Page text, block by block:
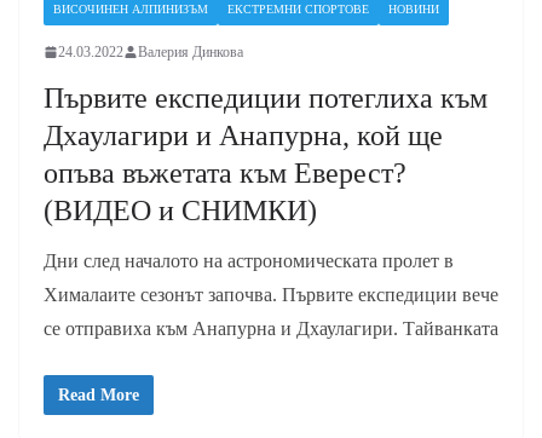
ВИСОЧИНЕН АЛПИНИЗЪМ ЕКСТРЕМНИ СПОРТОВЕ НОВИНИ
24.03.2022 Валерия Динкова
Първите експедиции потеглиха към
Дхаулагири и Анапурна, кой ще
опъва въжетата към Еверест?
(ВИДЕО и СНИМКИ)
Дни след началото на астрономическата пролет в
Хималаите сезонът започва. Първите експедиции вече
се отправиха към Анапурна и Дхаулагири. Тайванката
Read More